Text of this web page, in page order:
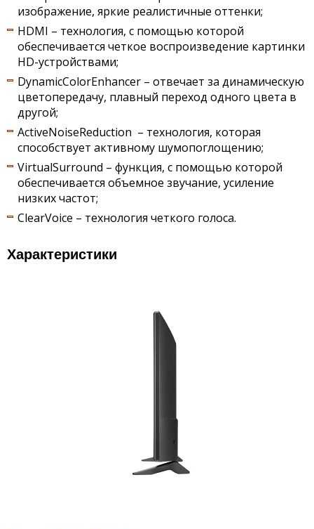
изображение, яркие реалистичные оттенки;
HDMI – технология, с помощью которой
обеспечивается четкое воспроизведение картинки
HD-устройствами;
DynamicColorEnhancer – отвечает за динамическую
цветопередачу, плавный переход одного цвета в
другой;
ActiveNoiseReduction – технология, которая
способствует активному шумопоглощению;
VirtualSurround – функция, с помощью которой
обеспечивается объемное звучание, усиление
низких частот;
ClearVoice – технология четкого голоса.
Характеристики